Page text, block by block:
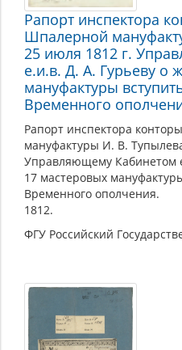
Рапорт инспектора
Шпалерной
25 июля 1812 г.
е.и.в. Д. А. Гурьеву о
мануфактуры
Временного
Рапорт инспектора
мануфактуры И. В.
Управляющему Кабинетом
17 мастеровых
Временного ополчения.
1812.
ФГУ Российский